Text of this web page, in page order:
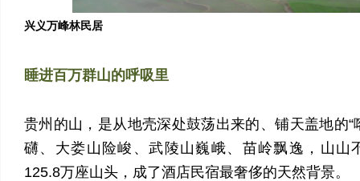
兴义万峰林民居
睡进百万群山的呼吸里
贵州的山，是从地壳深处鼓荡出来的、铺天盖地的“
礴、大娄山险峻、武陵山巍峨、苗岭飘逸，山山
125.8万座山头，成了酒店民宿最奢侈的天然背景。